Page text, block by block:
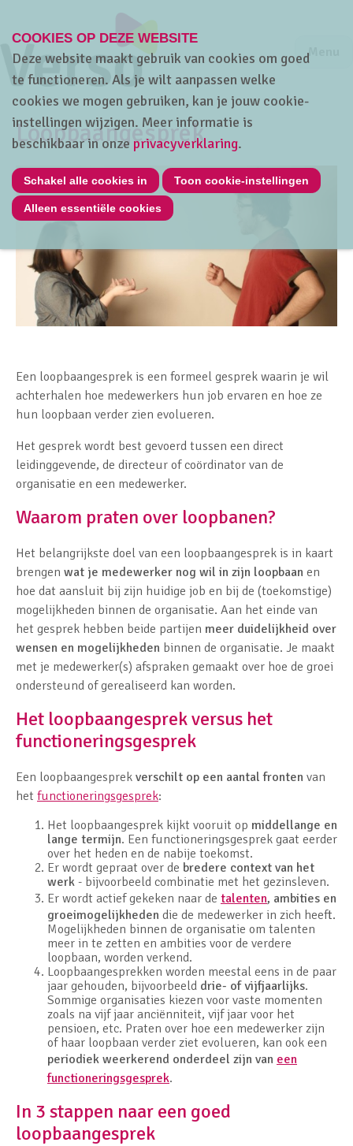
Jump
Menu
Loopbaangesprek
Een loopbaangesprek is een formeel gesprek waarin je wil
achterhalen hoe medewerkers hun job ervaren en hoe ze
hun loopbaan verder zien evolueren.
Het gesprek wordt best gevoerd tussen een direct
leidinggevende, de directeur of coördinator van de
organisatie en een medewerker.
Waarom praten over loopbanen?
Het belangrijkste doel van een loopbaangesprek is in kaart
brengen wat je medewerker nog wil in zijn loopbaan en
hoe dat aansluit bij zijn huidige job en bij de (toekomstige)
mogelijkheden binnen de organisatie. Aan het einde van
het gesprek hebben beide partijen meer duidelijkheid over
wensen en mogelijkheden binnen de organisatie. Je maakt
met je medewerker(s) afspraken gemaakt over hoe de groei
ondersteund of gerealiseerd kan worden.
Het loopbaangesprek versus het
functioneringsgesprek
Een loopbaangesprek verschilt op een aantal fronten van
het functioneringsgesprek:
Het loopbaangesprek kijkt vooruit op middellange en
lange termijn. Een functioneringsgesprek gaat eerder
over het heden en de nabije toekomst.
Er wordt gepraat over de bredere context van het
werk - bijvoorbeeld combinatie met het gezinsleven.
Er wordt actief gekeken naar de talenten, ambities en
groeimogelijkheden die de medewerker in zich heeft.
Mogelijkheden binnen de organisatie om talenten
meer in te zetten en ambities voor de verdere
loopbaan, worden verkend.
Loopbaangesprekken worden meestal eens in de paar
jaar gehouden, bijvoorbeeld drie- of vijfjaarlijks.
Sommige organisaties kiezen voor vaste momenten
zoals na vijf jaar anciënniteit, vijf jaar voor het
pensioen, etc. Praten over hoe een medewerker zijn
of haar loopbaan verder ziet evolueren, kan ook een
periodiek weerkerend onderdeel zijn van een
functioneringsgesprek.
In 3 stappen naar een goed
loopbaangesprek
COOKIES OP DEZE WEBSITE
Deze website maakt gebruik van cookies om goed
te functioneren. Als je wilt aanpassen welke
cookies we mogen gebruiken, kan je jouw cookie-
instellingen wijzigen. Meer informatie is
beschikbaar in onzeprivacyverklaring.
Schakel alle cookies in Toon cookie-instellingen
Alleen essentiële cookies